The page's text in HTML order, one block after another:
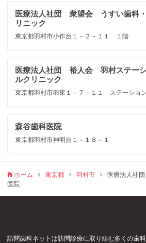
医療法人社団 衆望会 うすい歯科
リニック
東京都羽村市小作台１－２－１１ １階
医療法人社団 裕人会 羽村ステー
ルクリニック
東京都羽村市羽東１－７－１１ ステーショ
森谷歯科医院
東京都羽村市神明台１－１８－１
ホーム 東京都 羽村市
医療法人社
医院
訪問歯科ネットは訪問診療に取り組む多くの歯